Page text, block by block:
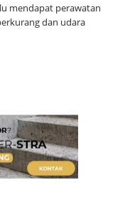
mendapat perawatan
dan udara